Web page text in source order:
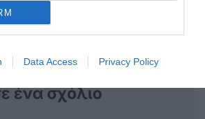
Data Access Privacy Policy
και καλό παράδεισο να έχεις.
από εκεί ψηλά..
ένα σχόλιο